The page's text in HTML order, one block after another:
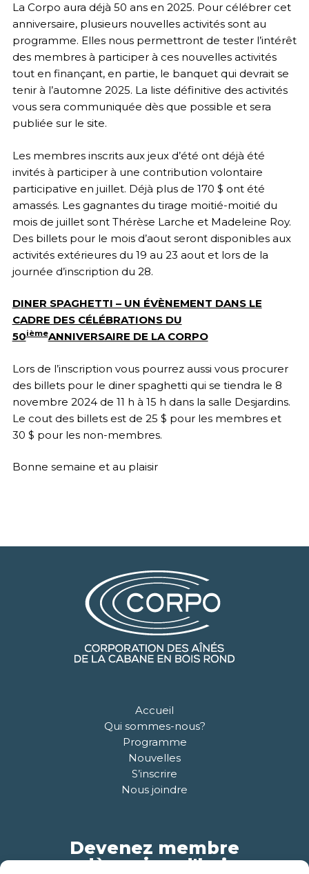
La Corpo aura déjà 50 ans en 2025. Pour célébrer cet
anniversaire, plusieurs nouvelles activités sont au
programme. Elles nous permettront de tester l’intérêt
des membres à participer à ces nouvelles activités
tout en finançant, en partie, le banquet qui devrait se
tenir à l’automne 2025. La liste définitive des activités
vous sera communiquée dès que possible et sera
publiée sur le site.
Les membres inscrits aux jeux d’été ont déjà été
invités à participer à une contribution volontaire
participative en juillet. Déjà plus de 170 $ ont été
amassés. Les gagnantes du tirage moitié-moitié du
mois de juillet sont Thérèse Larche et Madeleine Roy.
Des billets pour le mois d’aout seront disponibles aux
activités extérieures du 19 au 23 aout et lors de la
journée d’inscription du 28.
DINER SPAGHETTI – UN ÉVÈNEMENT DANS LE
CADRE DES CÉLÉBRATIONS DU
50ièmeANNIVERSAIRE DE LA CORPO
Lors de l’inscription vous pourrez aussi vous procurer
des billets pour le diner spaghetti qui se tiendra le 8
novembre 2024 de 11 h à 15 h dans la salle Desjardins.
Le cout des billets est de 25 $ pour les membres et
30 $ pour les non-membres.
Bonne semaine et au plaisir
Accueil
Qui sommes-nous?
Programme
Nouvelles
S’inscrire
Nous joindre
Devenez membre
dès aujourd'hui